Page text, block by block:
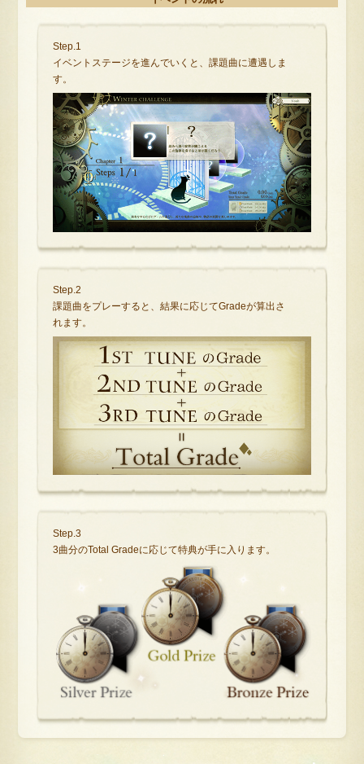
Step.1
イベントステージを進んでいくと、課題曲に遭遇しま
す。
Step.2
課題曲をプレーすると、結果に応じてGradeが算出さ
れます。
Step.3
3曲分のTotal Gradeに応じて特典が手に入ります。